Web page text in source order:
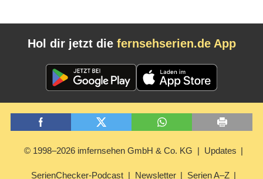
Hol dir jetzt die fernsehserien.de App
© 1998–2026 imfernsehen GmbH & Co. KG Updates
SerienChecker-Podcast Newsletter Serien A–Z